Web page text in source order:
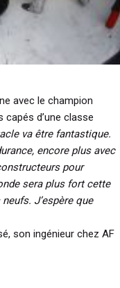
avec le champion
d’une classe
va être fantastique.
encore plus avec
pour
sera plus fort cette
J’espère que
son ingénieur chez AF